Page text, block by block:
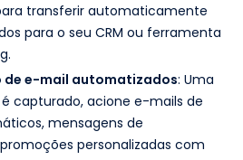
transferir automaticamente
para o seu CRM ou ferramenta
de e-mail automatizados: Uma
capturado, acione e-mails de
mensagens de
personalizadas com